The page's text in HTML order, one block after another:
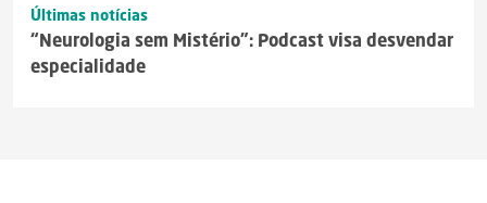
Últimas notícias
“Neurologia sem Mistério”: Podcast visa desvendar
especialidade